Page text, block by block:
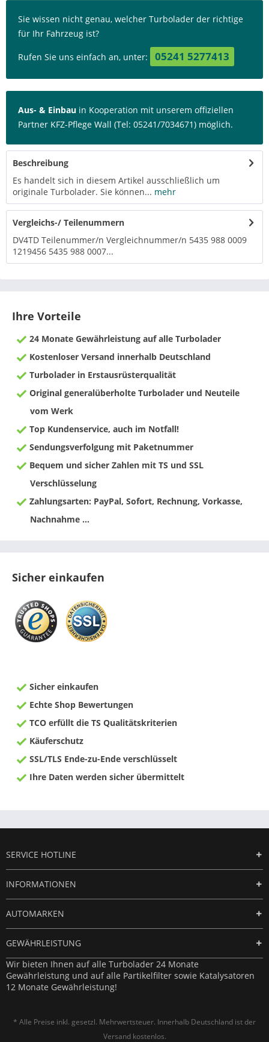
Sie wissen nicht genau, welcher Turbolader der richtige
für Ihr Fahrzeug ist?
Rufen Sie uns einfach an, unter: 05241 5277413
Aus- & Einbau in Kooperation mit unserem offiziellen
Partner KFZ-Pflege Wall (Tel: 05241/7034671) möglich.
Beschreibung
Es handelt sich in diesem Artikel ausschließlich um
originale Turbolader. Sie können... mehr
Vergleichs-/ Teilenummern
DV4TD Teilenummer/n Vergleichnummer/n 5435 988 0009
1219456 5435 988 0007...
Ihre Vorteile
24 Monate Gewährleistung auf alle Turbolader
Kostenloser Versand innerhalb Deutschland
Turbolader in Erstausrüsterqualität
Original generalüberholte Turbolader und Neuteile
vom Werk
Top Kundenservice, auch im Notfall!
Sendungsverfolgung mit Paketnummer
Bequem und sicher Zahlen mit TS und SSL
Verschlüsselung
Zahlungsarten: PayPal, Sofort, Rechnung, Vorkasse,
Nachnahme ...
Sicher einkaufen
Sicher einkaufen
Echte Shop Bewertungen
TCO erfüllt die TS Qualitätskriterien
Käuferschutz
SSL/TLS Ende-zu-Ende verschlüsselt
Ihre Daten werden sicher übermittelt
SERVICE HOTLINE
INFORMATIONEN
AUTOMARKEN
GEWÄHRLEISTUNG
Wir bieten Ihnen auf alle Turbolader 24 Monate
Gewährleistung und auf alle Partikelfilter sowie Katalysatoren
12 Monate Gewährleistung!
* Alle Preise inkl. gesetzl. Mehrwertsteuer. Innerhalb Deutschland ist der
Versand kostenlos.